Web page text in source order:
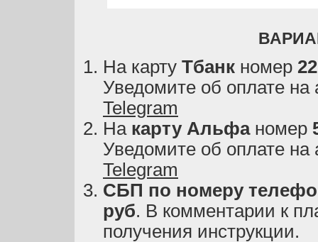
На карту Тбанк номер
Уведомите об оплате на
Telegram
На карту Альфаномер
Уведомите об оплате на
Telegram
СБП по номеру
руб. В комментарии к
получения инструкции.